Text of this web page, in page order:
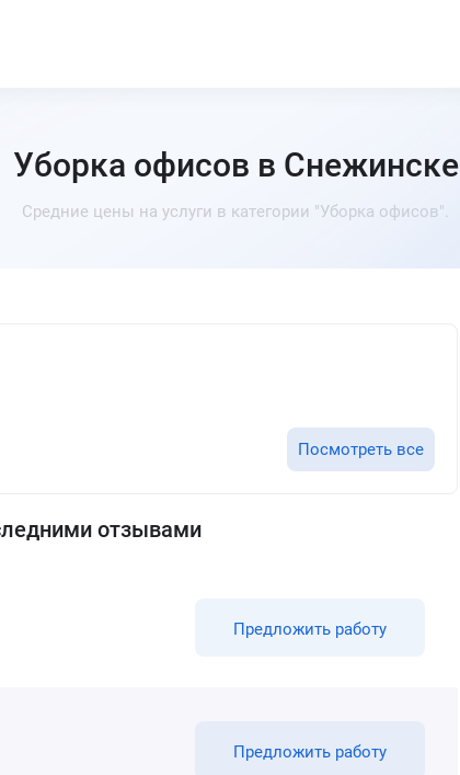
Уборка офисов в Снежинске
Средние цены на услуги в категории "Уборка офисов".
Посмотреть все
отзывами
Предложить работу
Предложить работу